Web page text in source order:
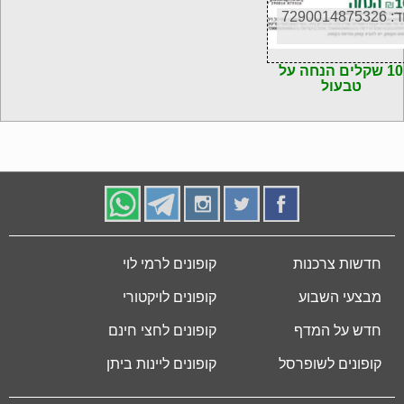
10 שקלים הנחה על
טבעול
חדשות צרכנות
מבצעי השבוע
חדש על המדף
קופונים לשופרסל
קופונים לרמי לוי
קופונים לויקטורי
קופונים לחצי חינם
קופונים ליינות ביתן